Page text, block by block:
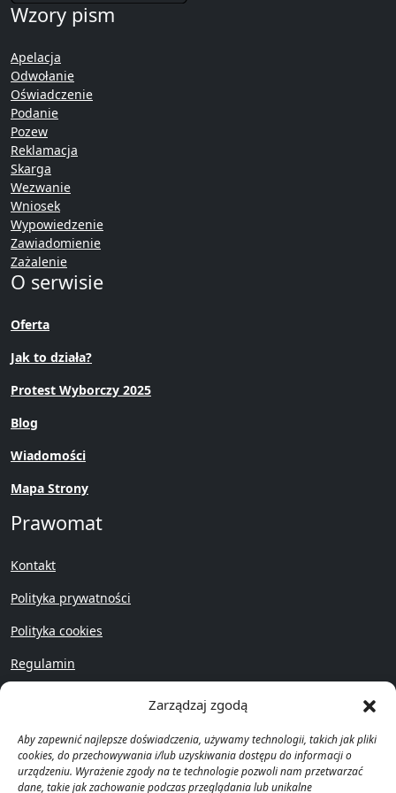
Zarządzaj zgodą
Aby zapewnić najlepsze doświadczenia, używamy technologii, takich jak pliki
cookies, do przechowywania i/lub uzyskiwania dostępu do informacji o
urządzeniu. Wyrażenie zgody na te technologie pozwoli nam przetwarzać
dane, takie jak zachowanie podczas przeglądania lub unikalne
Wzory pism
Apelacja
Odwołanie
Oświadczenie
Podanie
Pozew
Reklamacja
Skarga
Wezwanie
Wniosek
Wypowiedzenie
Zawiadomienie
Zażalenie
O serwisie
Oferta
Jak to działa?
Protest Wyborczy 2025
Blog
Wiadomości
Mapa Strony
Prawomat
Kontakt
Polityka prywatności
Polityka cookies
Regulamin